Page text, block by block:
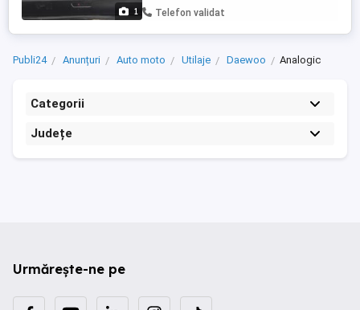
1 Telefon validat
Publi24 Anunțuri Auto moto Utilaje Daewoo Analogic
Categorii
Județe
Urmărește-ne pe